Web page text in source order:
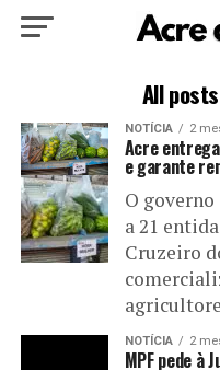
POLÍTICA
EDUCAÇÃO
All
NOTÍCIA 2
Acre
e garante
O
a 21
Cruzeiro
NOTÍCIA 2
MPF pede à